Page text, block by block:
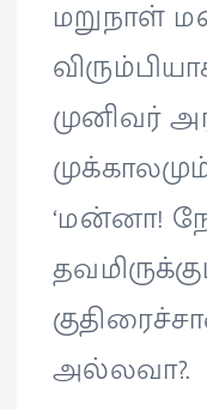
மறுநாள்
முனிவர்
‘மன்னா!
அல்லவா?.